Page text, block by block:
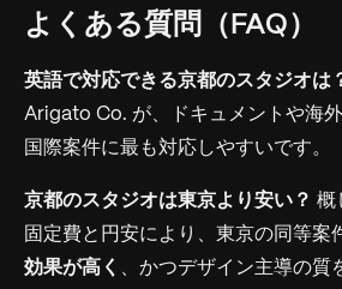
よくある質問（FAQ）
英語で対応できる京都のスタジオは
Arigato Co. が、ドキュメントや海
国際案件に最も対応しやすいです。
京都のスタジオは東京より安い？ 概
固定費と円安により、東京の同等案
効果が高く
、かつデザイン主導の質